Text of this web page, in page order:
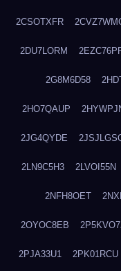
2CSOTXFR
2DU7LORM
2G8M6D58
2HO7QAUP
2JG4QYDE
2LN9C5H3 2LVOI55N
2NFH8OET
2OYOC8EB
2PJA33U1 2PK01RCU